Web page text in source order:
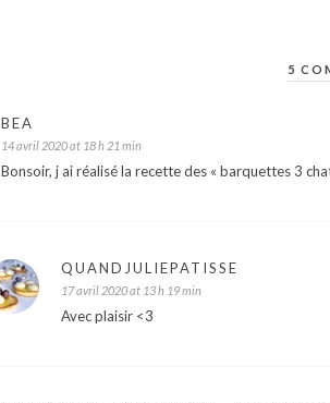
5
BEA
14 avril 2020 at 18 h 21 min
Bonsoir, j ai réalisé la recette des « barquettes 3
QUANDJULIEPATISSE
17 avril 2020 at 13 h 19 min
Avec plaisir <3